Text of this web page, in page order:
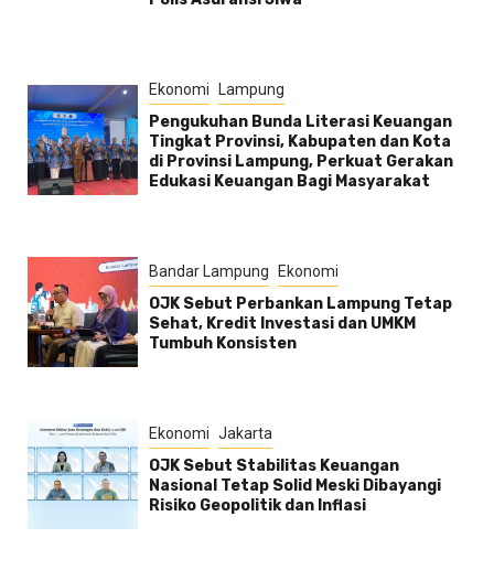
Ekonomi Lampung
Pengukuhan Bunda Literasi Keuangan
Tingkat Provinsi, Kabupaten dan Kota
di Provinsi Lampung, Perkuat Gerakan
Edukasi Keuangan Bagi Masyarakat
Bandar Lampung Ekonomi
OJK Sebut Perbankan Lampung Tetap
Sehat, Kredit Investasi dan UMKM
Tumbuh Konsisten
Ekonomi Jakarta
OJK Sebut Stabilitas Keuangan
Nasional Tetap Solid Meski Dibayangi
Risiko Geopolitik dan Inflasi